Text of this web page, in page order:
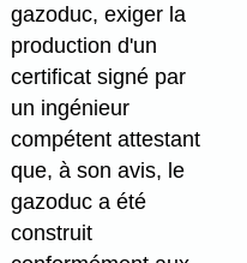
gazoduc, exiger la
production d'un
certificat signé par
un ingénieur
compétent attestant
que, à son avis, le
gazoduc a été
construit